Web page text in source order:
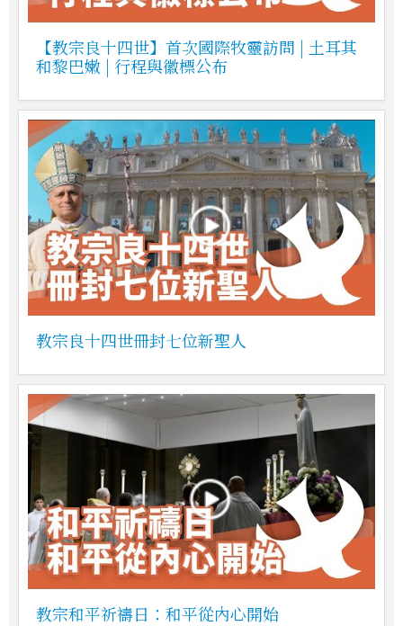
【教宗良十四世】首次國際牧靈訪問 | 土耳其
和黎巴嫩 | 行程與徽標公布
教宗良十四世冊封七位新聖人
教宗和平祈禱日：和平從內心開始